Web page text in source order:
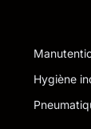
Hygiène